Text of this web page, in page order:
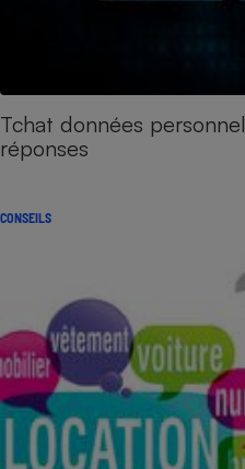
Tchat données
réponses
CONSEILS